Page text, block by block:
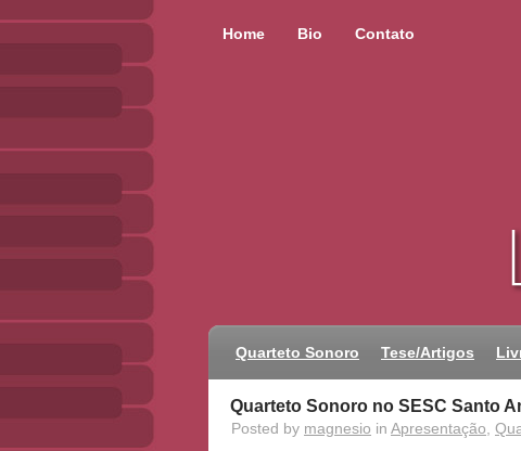
Home Bio Contato
Quarteto Sonoro Tese/Artigos
Quarteto Sonoro no SESC Santo
Posted by magnesio in Apresentação